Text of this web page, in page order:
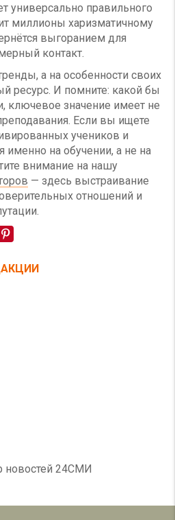
универсально правильного
миллионы харизматичному
выгоранием для
контакт.
а на особенности своих
ресурс. И помните: какой бы
ключевое значение имеет не
Если вы ищете
учеников и
именно на обучении, а не на
внимание на нашу
— здесь выстраивание
отношений и
новостей 24СМИ